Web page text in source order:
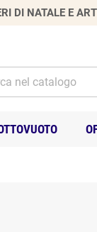
DI NATALE E